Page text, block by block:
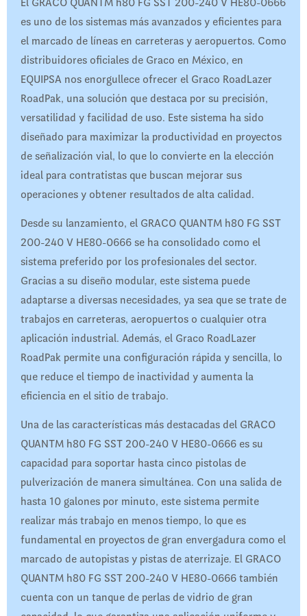
es uno de los sistemas más avanzados y eficientes para
el marcado de líneas en carreteras y aeropuertos. Como
distribuidores oficiales de Graco en México, en
EQUIPSA nos enorgullece ofrecer el Graco RoadLazer
RoadPak, una solución que destaca por su precisión,
versatilidad y facilidad de uso. Este sistema ha sido
diseñado para maximizar la productividad en proyectos
de señalización vial, lo que lo convierte en la elección
ideal para contratistas que buscan mejorar sus
operaciones y obtener resultados de alta calidad.
Desde su lanzamiento, el GRACO QUANTM h80 FG SST
200-240 V HE80-0666 se ha consolidado como el
sistema preferido por los profesionales del sector.
Gracias a su diseño modular, este sistema puede
adaptarse a diversas necesidades, ya sea que se trate de
trabajos en carreteras, aeropuertos o cualquier otra
aplicación industrial. Además, el Graco RoadLazer
RoadPak permite una configuración rápida y sencilla, lo
que reduce el tiempo de inactividad y aumenta la
eficiencia en el sitio de trabajo.
Una de las características más destacadas del GRACO
QUANTM h80 FG SST 200-240 V HE80-0666 es su
capacidad para soportar hasta cinco pistolas de
pulverización de manera simultánea. Con una salida de
hasta 10 galones por minuto, este sistema permite
realizar más trabajo en menos tiempo, lo que es
fundamental en proyectos de gran envergadura como el
marcado de autopistas y pistas de aterrizaje. El GRACO
QUANTM h80 FG SST 200-240 V HE80-0666 también
cuenta con un tanque de perlas de vidrio de gran